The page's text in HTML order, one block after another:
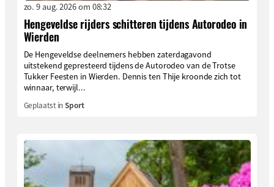
zo. 9 aug. 2026 om 08:32
Hengeveldse rijders schitteren tijdens Autorodeo in
Wierden
De Hengeveldse deelnemers hebben zaterdagavond
uitstekend gepresteerd tijdens de Autorodeo van de Trotse
Tukker Feesten in Wierden. Dennis ten Thije kroonde zich tot
winnaar, terwijl...
Geplaatst inSport